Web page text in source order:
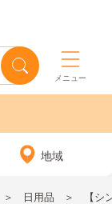
メニュー
地域
日用品 【